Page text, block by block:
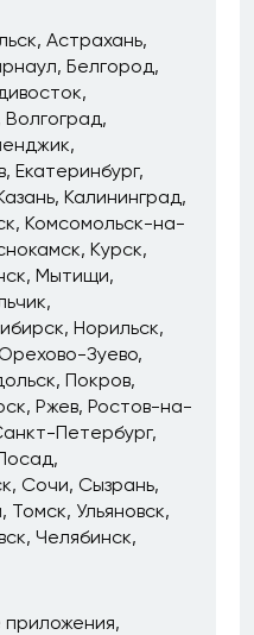
Астрахань
Белгород
Волгоград
Екатеринбург
Калининград
Комсомольск-на-
Курск
Мытищи
Норильск
Зуево
Покров
Ржев Ростов-на-
Петербург
Сочи Сызрань
Томск Ульяновск
Челябинск